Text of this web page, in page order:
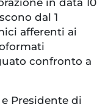
in data 10
dal 1
afferenti ai
confronto a
Presidente di